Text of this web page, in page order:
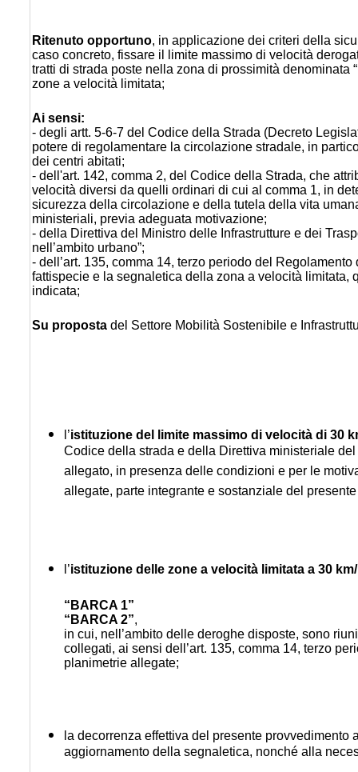
Ritenuto opportuno, in applicazione dei criteri della
caso concreto, fissare il limite massimo di velocità
tratti di strada poste nella zona di prossimità denominata
zone a velocità limitata;
Ai sensi:
- degli artt. 5-6-7 del Codice della Strada (Decreto
potere di regolamentare la circolazione stradale, in
dei centri abitati;
- dell'art. 142, comma 2, del Codice della Strada, che
velocità diversi da quelli ordinari di cui al comma 1, in
sicurezza della circolazione e della tutela della vita
ministeriali, previa adeguata motivazione;
- della Direttiva del Ministro delle Infrastrutture e dei
nell’ambito urbano”;
- dell’art. 135, comma 14, terzo periodo del
fattispecie e la segnaletica della zona a velocità
indicata;
Su proposta del Settore Mobilità Sostenibile e
l’istituzione del limite massimo di velocità di 30
Codice della strada e della Direttiva ministeriale
allegato, in presenza delle condizioni e per le
allegate, parte integrante e sostanziale del
l’istituzione delle zone a velocità limitata a 30
“BARCA 1”
“BARCA 2”,
in cui, nell’ambito delle deroghe disposte, sono
collegati, ai sensi dell’art. 135, comma 14, terzo
planimetrie allegate;
la decorrenza effettiva del presente
aggiornamento della segnaletica, nonché alla